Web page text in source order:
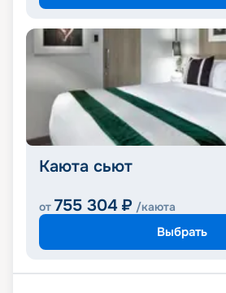
Каюта сьют
от 755 304 ₽ /каюта
Выбрать